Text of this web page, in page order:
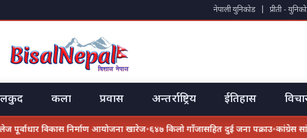
नेपाली युनिकोड प्रीती -
कला प्रवास अन्तर्राष्ट्रिय ईतिहास
विकास निर्माण आयोजना खारेज•६४७ किलो गाँजासहित दुई जना पक्राउ•कांग्रेस सांसद